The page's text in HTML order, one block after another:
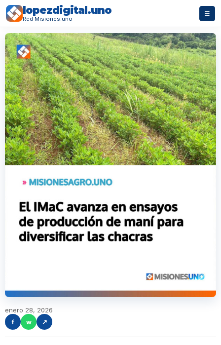
lopezdigital.uno
Red Misiones.uno
☰
enero 28, 2026
f
w ↗